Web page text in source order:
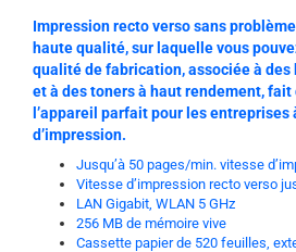
Impression recto verso sans
haute qualité, sur laquelle vous
qualité de fabrication, associée à des
et à des toners à haut rendement, fait
l’appareil parfait pour les entreprises
d’impression.
Jusqu’à 50 pages/min. vitesse
Vitesse d’impression recto verso
LAN Gigabit, WLAN 5 GHz
256 MB de mémoire vive
Cassette papier de 520 feuilles,